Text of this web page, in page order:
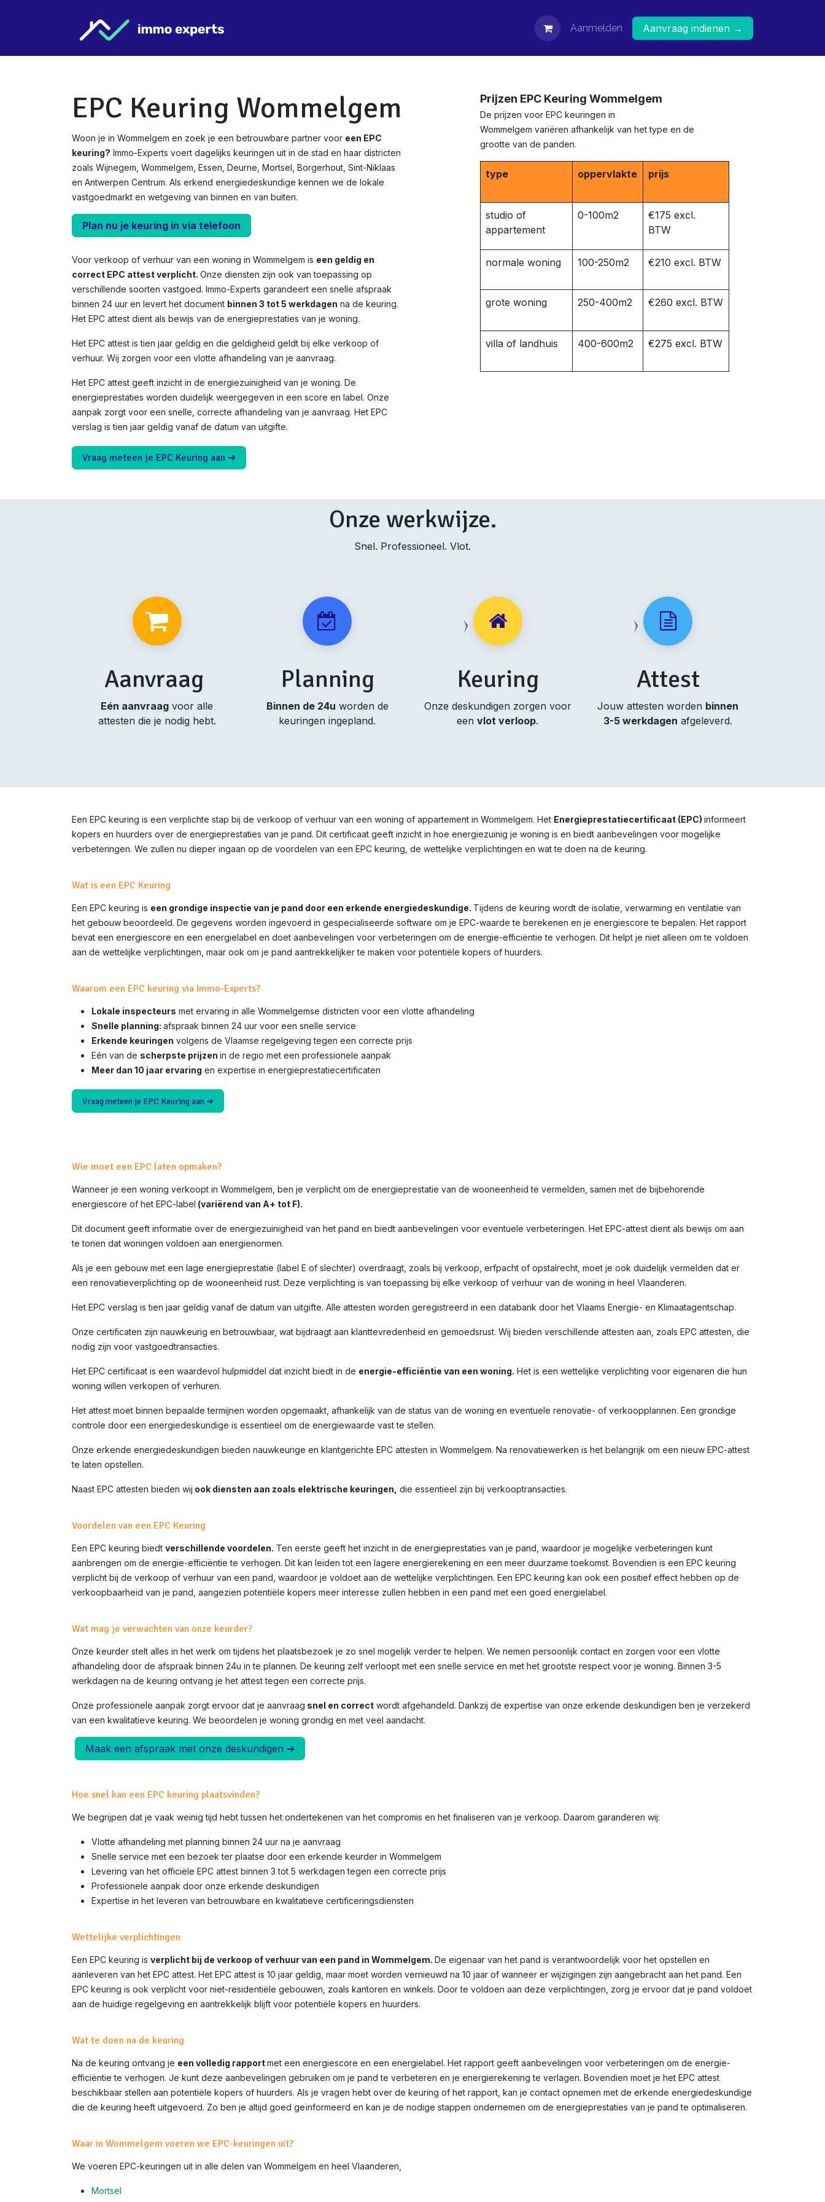
Contact Aanmelden Aanvraag indienen →
EPC Keuring Wommelgem
Woon je in Wommelgem en zoek je een betrouwbare partner voor een EPC
keuring? Immo-Experts voert dagelijks keuringen uit in de stad en haar districten
zoals Wijnegem, Wommelgem, Essen, Deurne, Mortsel, Borgerhout, Sint-Niklaas
en Antwerpen Centrum. Als erkend energiedeskundige kennen we de lokale
vastgoedmarkt en wetgeving van binnen en van buiten.
Plan nu je keuring in via telefoon
Voor verkoop of verhuur van een woning in Wommelgem is een geldig en
correct EPC attest verplicht. Onze diensten zijn ook van toepassing op
verschillende soorten vastgoed. Immo-Experts garandeert een snelle afspraak
binnen 24 uur en levert het document binnen 3 tot 5 werkdagen na de keuring.
Het EPC attest dient als bewijs van de energieprestaties van je woning.
Het EPC attest is tien jaar geldig en die geldigheid geldt bij elke verkoop of
verhuur. Wij zorgen voor een vlotte afhandeling van je aanvraag.
Het EPC attest geeft inzicht in de energiezuinigheid van je woning. De
energieprestaties worden duidelijk weergegeven in een score en label. Onze
aanpak zorgt voor een snelle, correcte afhandeling van je aanvraag. Het EPC
verslag is tien jaar geldig vanaf de datum van uitgifte.
Vraag meteen je EPC Keuring aan ➜
Prijzen EPC Keuring Wommelgem
De prijzen voor EPC keuringen in
Wommelgem variëren afhankelijk van het type en de
grootte van de panden.
type oppervlakte prijs
studio of
appartement
0-100m2
€175 excl.
BTW
normale woning 100-250m2 €210 excl. BTW
grote woning 250-400m2 €260 excl. BTW
villa of landhuis 400-600m2 €275 excl. BTW
Onze werkwijze.
Snel. Professioneel. Vlot.
Aanvraag
Eén aanvraag voor alle
attesten die je nodig hebt.
Planning
Binnen de 24u worden de
keuringen ingepland.
Keuring
Onze deskundigen zorgen voor
eenvlot verloop.
Attest
Jouw attesten worden binnen
3-5 werkdagen afgeleverd.
Een EPC keuring is een verplichte stap bij de verkoop of verhuur van een woning of appartement in Wommelgem. Het Energieprestatiecertificaat (EPC) informeert
kopers en huurders over de energieprestaties van je pand. Dit certificaat geeft inzicht in hoe energiezuinig je woning is en biedt aanbevelingen voor mogelijke
verbeteringen. We zullen nu dieper ingaan op de voordelen van een EPC keuring, de wettelijke verplichtingen en wat te doen na de keuring.
Wat is een EPC Keuring
Een EPC keuring is een grondige inspectie van je pand door een erkende energiedeskundige. Tijdens de keuring wordt de isolatie, verwarming en ventilatie van
het gebouw beoordeeld. De gegevens worden ingevoerd in gespecialiseerde software om je EPC-waarde te berekenen en je energiescore te bepalen. Het rapport
bevat een energiescore en een energielabel en doet aanbevelingen voor verbeteringen om de energie-efficiëntie te verhogen. Dit helpt je niet alleen om te voldoen
aan de wettelijke verplichtingen, maar ook om je pand aantrekkelijker te maken voor potentiële kopers of huurders.
Waarom een EPC keuring via Immo-Experts?
Lokale inspecteurs met ervaring in alle Wommelgemse districten voor een vlotte afhandeling
Snelle planning: afspraak binnen 24 uur voor een snelle service
Erkende keuringen volgens de Vlaamse regelgeving tegen een correcte prijs
Eén van de scherpste prijzen in de regio met een professionele aanpak
Meer dan 10 jaar ervaring en expertise in energieprestatiecertificaten
Vraag meteen je EPC Keuring aan ➜
Wie moet een EPC laten opmaken?
Wanneer je een woning verkoopt in Wommelgem , ben je verplicht om de energieprestatie van de wooneenheid te vermelden, samen met de bijbehorende
energiescore of het EPC-label (variërend van A+ tot F).
Dit document geeft informatie over de energiezuinigheid van het pand en biedt aanbevelingen voor eventuele verbeteringen. Het EPC-attest dient als bewijs om aan
te tonen dat woningen voldoen aan energienormen.
Als je een gebouw met een lage energieprestatie (label E of slechter) overdraagt, zoals bij verkoop, erfpacht of opstalrecht, moet je ook duidelijk vermelden dat er
een renovatieverplichting op de wooneenheid rust. Deze verplichting is van toepassing bij elke verkoop of verhuur van de woning in heel Vlaanderen.
Het EPC verslag is tien jaar geldig vanaf de datum van uitgifte. Alle attesten worden geregistreerd in een databank door het Vlaams Energie- en Klimaatagentschap.
Onze certificaten zijn nauwkeurig en betrouwbaar, wat bijdraagt aan klanttevredenheid en gemoedsrust. Wij bieden verschillende attesten aan, zoals EPC attesten, die
nodig zijn voor vastgoedtransacties.
Het EPC certificaat is een waardevol hulpmiddel dat inzicht biedt in de energie-efficiëntie van een woning. Het is een wettelijke verplichting voor eigenaren die hun
woning willen verkopen of verhuren.
Het attest moet binnen bepaalde termijnen worden opgemaakt, afhankelijk van de status van de woning en eventuele renovatie- of verkoopplannen. Een grondige
controle door een energiedeskundige is essentieel om de energiewaarde vast te stellen.
Onze erkende energiedeskundigen bieden nauwkeurige en klantgerichte EPC attesten in Wommelgem. Na renovatiewerken is het belangrijk om een nieuw EPC-attest
te laten opstellen.
Naast EPC attesten bieden wij ook diensten aan zoals elektrische keuringen, die essentieel zijn bij verkooptransacties.
Voordelen van een EPC Keuring
Een EPC keuring biedt verschillende voordelen. Ten eerste geeft het inzicht in de energieprestaties van je pand, waardoor je mogelijke verbeteringen kunt
aanbrengen om de energie-efficiëntie te verhogen. Dit kan leiden tot een lagere energierekening en een meer duurzame toekomst. Bovendien is een EPC keuring
verplicht bij de verkoop of verhuur van een pand, waardoor je voldoet aan de wettelijke verplichtingen. Een EPC keuring kan ook een positief effect hebben op de
verkoopbaarheid van je pand, aangezien potentiële kopers meer interesse zullen hebben in een pand met een goed energielabel.
Wat mag je verwachten van onze keurder?
Onze keurder stelt alles in het werk om tijdens het plaatsbezoek je zo snel mogelijk verder te helpen. We nemen persoonlijk contact en zorgen voor een vlotte
afhandeling door de afspraak binnen 24u in te plannen. De keuring zelf verloopt met een snelle service en met het grootste respect voor je woning. Binnen 3-5
werkdagen na de keuring ontvang je het attest tegen een correcte prijs.
Onze professionele aanpak zorgt ervoor dat je aanvraag snel en correct wordt afgehandeld. Dankzij de expertise van onze erkende deskundigen ben je verzekerd
van een kwalitatieve keuring. We beoordelen je woning grondig en met veel aandacht.
Maak een afspraak met onze deskundigen ➜
Hoe snel kan een EPC keuring plaatsvinden?
We begrijpen dat je vaak weinig tijd hebt tussen het ondertekenen van het compromis en het finaliseren van je verkoop. Daarom garanderen wij:
Vlotte afhandeling met planning binnen 24 uur na je aanvraag
Snelle service met een bezoek ter plaatse door een erkende keurder in Wommelgem
Levering van het officiële EPC attest binnen 3 tot 5 werkdagen tegen een correcte prijs
Professionele aanpak door onze erkende deskundigen
Expertise in het leveren van betrouwbare en kwalitatieve certificeringsdiensten
Wettelijke verplichtingen
Een EPC keuring is verplicht bij de verkoop of verhuur van een pand in Wommelgem. De eigenaar van het pand is verantwoordelijk voor het opstellen en
aanleveren van het EPC attest. Het EPC attest is 10 jaar geldig, maar moet worden vernieuwd na 10 jaar of wanneer er wijzigingen zijn aangebracht aan het pand. Een
EPC keuring is ook verplicht voor niet-residentiële gebouwen, zoals kantoren en winkels. Door te voldoen aan deze verplichtingen, zorg je ervoor dat je pand voldoet
aan de huidige regelgeving en aantrekkelijk blijft voor potentiële kopers en huurders.
Wat te doen na de keuring
Na de keuring ontvang je een volledig rapportmet een energiescore en een energielabel. Het rapport geeft aanbevelingen voor verbeteringen om de energie-
efficiëntie te verhogen. Je kunt deze aanbevelingen gebruiken om je pand te verbeteren en je energierekening te verlagen. Bovendien moet je het EPC attest
beschikbaar stellen aan potentiële kopers of huurders. Als je vragen hebt over de keuring of het rapport, kan je contact opnemen met de erkende energiedeskundige
die de keuring heeft uitgevoerd. Zo ben je altijd goed geïnformeerd en kan je de nodige stappen ondernemen om de energieprestaties van je pand te optimaliseren.
Waar in Wommelgem voeren we EPC-keuringen uit?
We voeren EPC-keuringen uit in alle delen van Wommelgem en heel Vlaanderen,
Mortsel